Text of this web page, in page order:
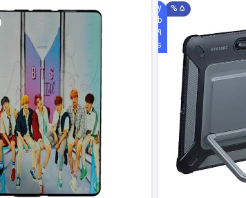
Galaxy
Tab
S9
Plus
5 %